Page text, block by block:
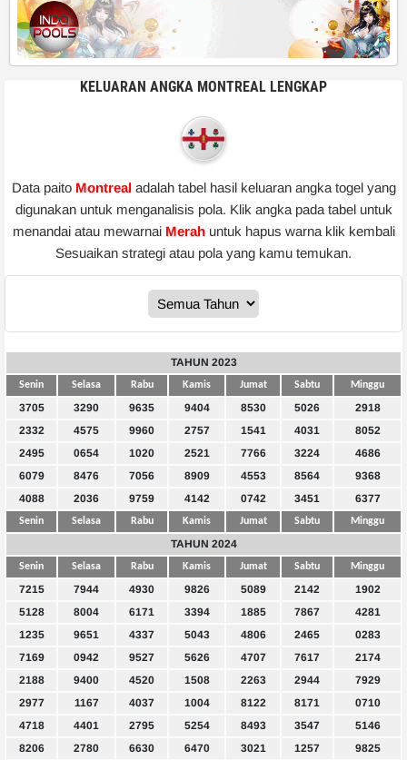
KELUARAN ANGKA MONTREAL LENGKAP
Data paito Montreal adalah tabel hasil keluaran angka togel yang
digunakan untuk menganalisis pola. Klik angka pada tabel untuk
menandai atau mewarnai Merahuntuk hapus warna klik kembali
Sesuaikan strategi atau pola yang kamu temukan.
TAHUN 2023
Senin Selasa Rabu Kamis Jumat Sabtu Minggu
3705 3290 9635 9404 8530 5026
2918
2332
4575 9960 2757 1541 4031
8052
2495
0654 1020 2521 7766 3224
4686
6079
8476 7056 8909 4553 8564
9368
4088
2036 9759 4142 0742 3451 6377
Senin Selasa Rabu Kamis Jumat Sabtu Minggu
TAHUN 2024
Senin Selasa Rabu Kamis Jumat Sabtu Minggu
7215 7944 4930 9826 5089 2142
1902
5128
8004 6171 3394 1885 7867
4281
1235
9651 4337 5043 4806 2465
0283
7169
0942 9527 5626 4707 7617
2174
2188
9400 4520 1508 2263 2944
7929
2977
1167 4037 1004 8122 8171
0710
4718
4401 2795 5254 8493 3547
5146
8206
2780 6630 6470 3021 1257
9825